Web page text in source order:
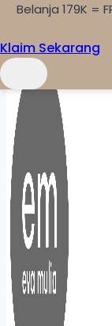
Skip to content
Belanja 179K =
Klaim Sekarang